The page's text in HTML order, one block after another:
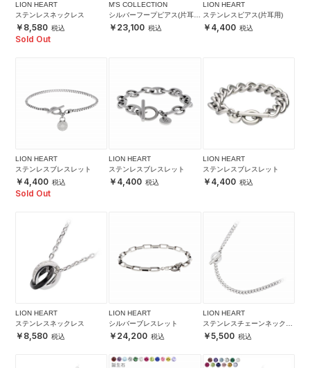
LION HEART
ステンレスネックレス
8,580
Sold Out
M'S COLLECTION
シルバーフープピアス(片耳
用)23,100
LION HEART
ステンレスピアス(片耳用)
4,400
LION HEART
ステンレスブレスレット
4,400
Sold Out
LION HEART
ステンレスブレスレット
4,400
LION HEART
ステンレスブレスレット
4,400
LION HEART
ステンレスネックレス
8,580
LION HEART
シルバーブレスレット
24,200
LION HEART
ステンレスチェーンネックレ
ス 5,500